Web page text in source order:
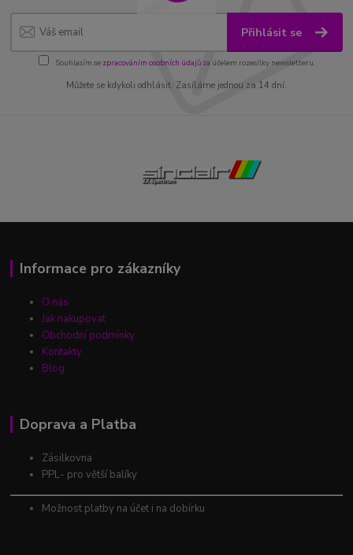
Přihlásit se
Souhlasím se zpracováním osobních údajůza účelem rozesílky newsletteru.
Můžete se kdykoli odhlásit. Zasíláme jednou za 14 dní.
Informace pro zákazníky
O nás
Jak nakupovat
Obchodní podmínky
Kontakty
Blog
Doprava a Platba
Zásilkovna
PPL- pro větší balíky
Možnost platby na účet i na dobírku